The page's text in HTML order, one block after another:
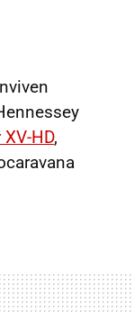
HD,